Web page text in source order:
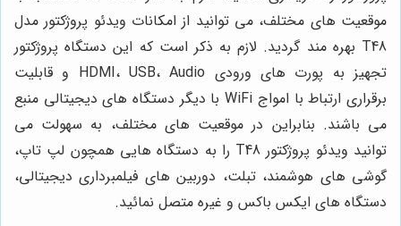
موقعیت های مختلف، می توانید از امکانات ویدئو پروژکتور مدل
T48 بهره مند گردید. لازم به ذکر است که این دستگاه پروژکتور
تجهیز به پورت های ورودی HDMI، USB، Audio و قابلیت
برقراری ارتباط با امواج WiFi با دیگر دستگاه های دیجیتالی منبع
می باشند. بنابراین در موقعیت های مختلف، به سهولت می
توانید ویدئو پروژکتور T48 را به دستگاه هایی همچون لپ تاپ،
گوشی های هوشمند، تبلت، دوربین های فیلمبرداری دیجیتالی،
دستگاه های ایکس باکس و غیره متصل نمائید.